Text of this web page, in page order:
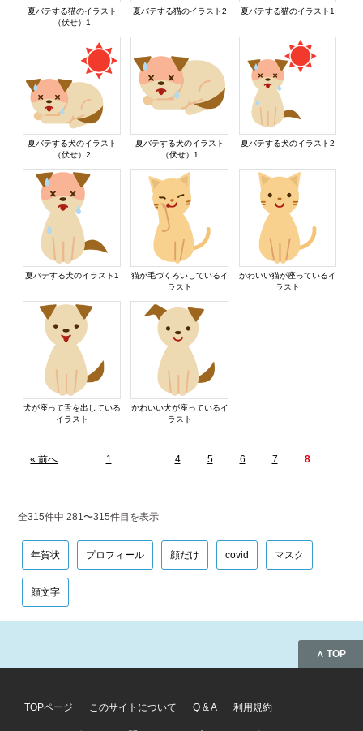
夏バテする猫のイラスト
（伏せ）1
夏バテする猫のイラスト2 夏バテする猫のイラスト1
夏バテする犬のイラスト
（伏せ）2
夏バテする犬のイラスト
（伏せ）1
夏バテする犬のイラスト2
夏バテする犬のイラスト1
猫が毛づくろいしているイ
ラスト
かわいい猫が座っているイ
ラスト
犬が座って舌を出している
イラスト
かわいい犬が座っているイ
ラスト
« 前へ 1 … 4 5 6 7 8
全315件中 281〜315件目を表示
年賀状 プロフィール 顔だけ covid マスク
顔文字
∧ TOP
TOPページ このサイトについて Q & A 利用規約